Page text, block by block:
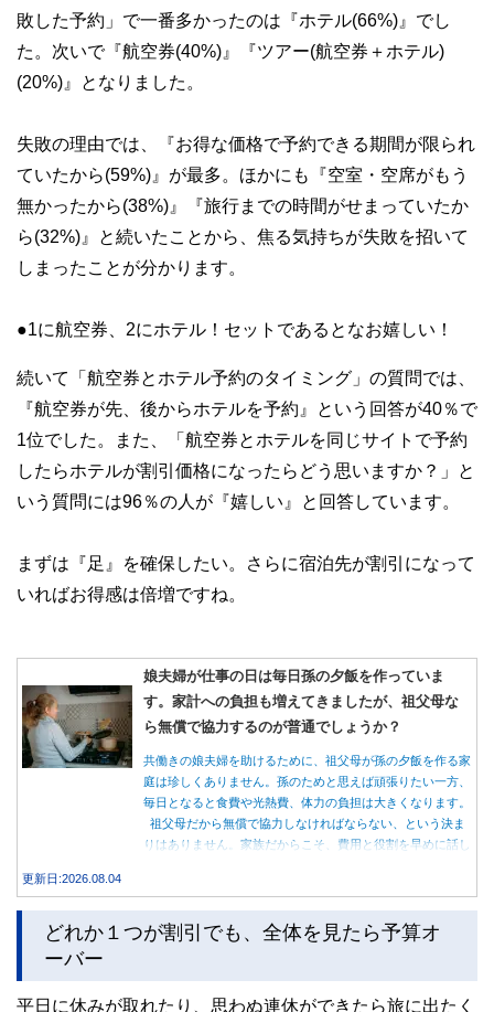
敗した予約」で一番多かったのは『ホテル(66%)』でし
た。次いで『航空券(40%)』『ツアー(航空券＋ホテル)
(20%)』となりました。
失敗の理由では、『お得な価格で予約できる期間が限られ
ていたから(59%)』が最多。ほかにも『空室・空席がもう
無かったから(38%)』『旅行までの時間がせまっていたか
ら(32%)』と続いたことから、焦る気持ちが失敗を招いて
しまったことが分かります。
●1に航空券、2にホテル！セットであるとなお嬉しい！
続いて「航空券とホテル予約のタイミング」の質問では、
『航空券が先、後からホテルを予約』という回答が40％で
1位でした。また、「航空券とホテルを同じサイトで予約
したらホテルが割引価格になったらどう思いますか？」と
いう質問には96％の人が『嬉しい』と回答しています。
まずは『足』を確保したい。さらに宿泊先が割引になって
いればお得感は倍増ですね。
娘夫婦が仕事の日は毎日孫の夕飯を作っていま
す。家計への負担も増えてきましたが、祖父母な
ら無償で協力するのが普通でしょうか？
共働きの娘夫婦を助けるために、祖父母が孫の夕飯を作る家
庭は珍しくありません。孫のためと思えば頑張りたい一方、
毎日となると食費や光熱費、体力の負担は大きくなります。
祖父母だから無償で協力しなければならない、という決ま
りはありません。家族だからこそ、費用と役割を早めに話し
更新日:2026.08.04
どれか１つが割引でも、全体を見たら予算オ
ーバー
平日に休みが取れたり、思わぬ連休ができたら旅に出たく